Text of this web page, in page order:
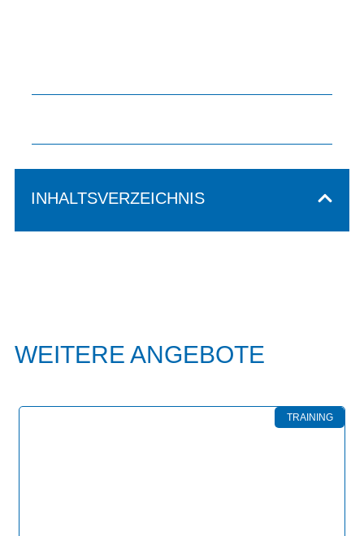
INHALTSVERZEICHNIS
WEITERE ANGEBOTE
TRAINING